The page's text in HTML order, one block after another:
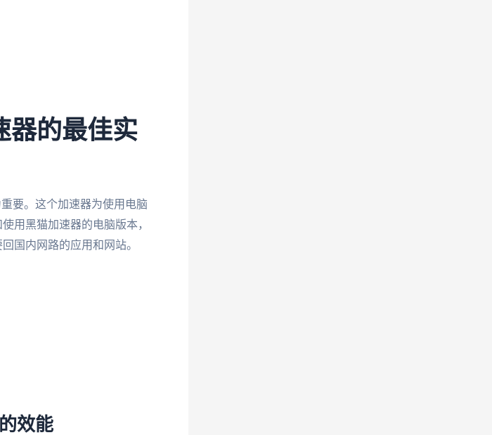
器的最佳实
要。这个加速器为使用电脑
用黑猫加速器的电脑版本，
国内网路的应用和网站。
效能